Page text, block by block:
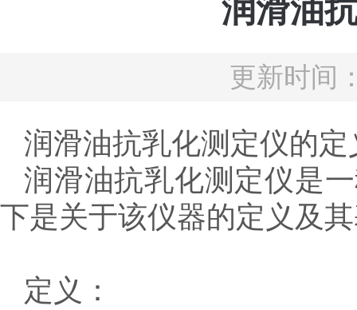
润滑油
更新时间
润滑油抗乳化测定仪的定
润滑油抗乳化测定仪是
下是关于该仪器的定义及
定义：